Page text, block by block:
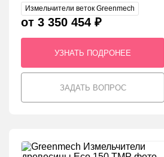
Измельчители веток Greenmech
от 3 350 454 ₽
УЗНАТЬ ПОДРОНЕЕ
ЗАДАТЬ ВОПРОС